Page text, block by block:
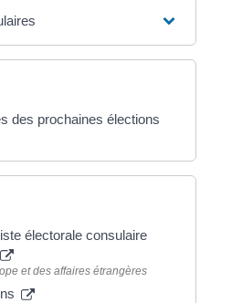
des prochaines élections
électorale consulaire
et des affaires étrangères